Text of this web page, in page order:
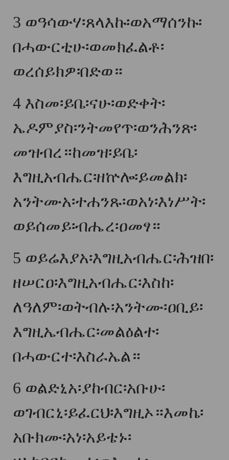
3 ወዓሳውሃ፡ጸላእኩ፡ወአማሰንኩ፡
በሓውርቲሁ፡ወመክፈልቶ፡
ወረሰይክዎ፡በድወ።
4 እስመ፡ይቤ፡ናሁ፡ወድቀት፡
ኤዶምያስ፡ንትመየጥ፡ወንሕንጽ፡
መዝብረ።ከመዝ፡ይቤ፡
እግዚአብሔር፡ዘኵሎ፡ይመልክ፡
አንትሙአ፡ተሐንጹ፡ወአነ፡እነሥት፡
ወይሰመይ፡ብሔረ፡ዐመፃ።
5 ወይሬእያአ፡እግዚአብሔር፡ሕዝበ፡
ዘሠርዐ፡እግዚአብሔር፡እስከ፡
ለዓለም፡ወትብሉ፡አንትሙ፡ዐቢይ፡
እግዚኤብሔር፡መልዕልተ፡
በሓውርተ፡እስራኤል።
6 ወልድኒአ፡ያከብር፡አቡሁ፡
ወገብርኒ፡ይፈርህ፡እግዚኦ።እመኬ፡
አቡክሙ፡አነ፡አይቴኑ፡